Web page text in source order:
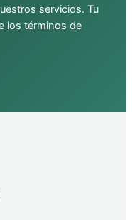
servicios. Tu
los términos de